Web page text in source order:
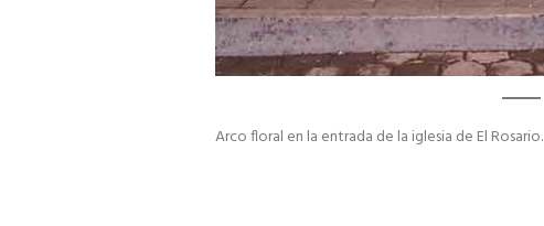
Arco floral en la entrada de la iglesia de El Rosario.